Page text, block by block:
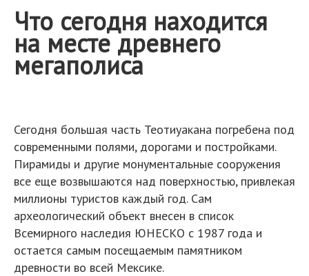
Что сегодня находится
на месте древнего
мегаполиса
Сегодня большая часть Теотиуакана погребена под
современными полями, дорогами и постройками.
Пирамиды и другие монументальные сооружения
все еще возвышаются над поверхностью, привлекая
миллионы туристов каждый год. Сам
археологический объект внесен в список
Всемирного наследия ЮНЕСКО с 1987 года и
остается самым посещаемым памятником
древности во всей Мексике.